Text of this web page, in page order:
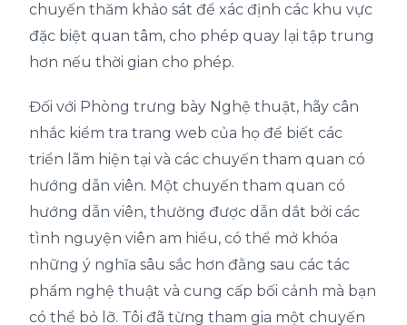
chuyến thăm khảo sát để xác định các khu vực
đặc biệt quan tâm, cho phép quay lại tập trung
hơn nếu thời gian cho phép.
Đối với Phòng trưng bày Nghệ thuật, hãy cân
nhắc kiểm tra trang web của họ để biết các
triển lãm hiện tại và các chuyến tham quan có
hướng dẫn viên. Một chuyến tham quan có
hướng dẫn viên, thường được dẫn dắt bởi các
tình nguyện viên am hiểu, có thể mở khóa
những ý nghĩa sâu sắc hơn đằng sau các tác
phẩm nghệ thuật và cung cấp bối cảnh mà bạn
có thể bỏ lỡ. Tôi đã từng tham gia một chuyến